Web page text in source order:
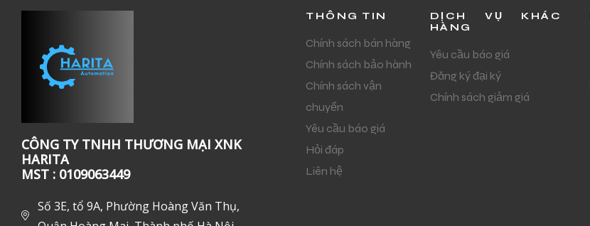
CÔNG TY TNHH THƯƠNG MẠI XNK
HARITA
MST : 0109063449
Số 3E, tổ 9A, Phường Hoàng Văn Thụ,
THÔNG TIN
Chính sách bán hàng
Chính sách bảo hành
Chính sách vận
chuyển
Yêu cầu báo giá
Hỏi đáp
Liên hệ
DỊCH VỤ KHÁC
HÀNG
Yêu cầu báo giá
Đăng ký đại ký
Chính sách giảm giá